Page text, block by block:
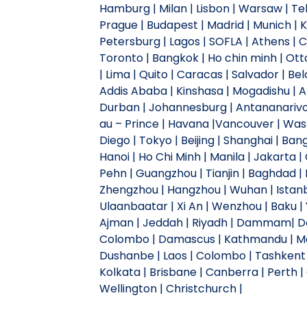
Hamburg | Milan | Lisbon | Warsaw |
Prague | Budapest | Madrid | Munich |
Petersburg | Lagos | SOFLA | Athens
Toronto | Bangkok | Ho chin minh |
| Lima | Quito | Caracas | Salvador |
Addis Ababa | Kinshasa | Mogadishu |
Durban | Johannesburg |
au – Prince | Havana |Vancouver |
Diego | Tokyo | Beijing | Shanghai |
Hanoi | Ho Chi Minh | Manila | Jakarta
Pehn | Guangzhou | Tianjin | Baghdad
Zhengzhou | Hangzhou | Wuhan |
Ulaanbaatar | Xi An | Wenzhou | Baku
Ajman | Jeddah | Riyadh | Dammam|
Colombo | Damascus | Kathmandu |
Dushanbe | Laos | Colombo |
Kolkata | Brisbane | Canberra | Perth
Wellington | Christchurch |